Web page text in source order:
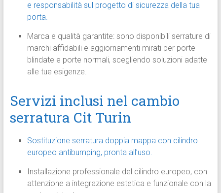
e responsabilità sul progetto di sicurezza della tua
porta.
Marca e qualità garantite: sono disponibili serrature di
marchi affidabili e aggiornamenti mirati per porte
blindate e porte normali, scegliendo soluzioni adatte
alle tue esigenze.
Servizi inclusi nel cambio
serratura Cit Turin
Sostituzione serratura doppia mappa con cilindro
europeo antibumping, pronta all’uso.
Installazione professionale del cilindro europeo, con
attenzione a integrazione estetica e funzionale con la